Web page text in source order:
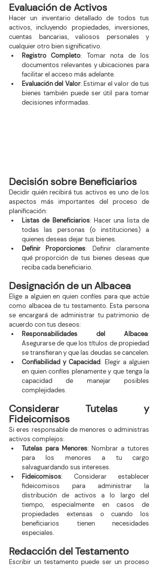
Evaluación de Activos
Hacer un inventario detallado de todos tus
activos, incluyendo propiedades, inversiones,
cuentas bancarias, valiosos personales y
cualquier otro bien significativo.
Registro Completo: Tomar nota de los
documentos relevantes y ubicaciones para
facilitar el acceso más adelante.
Evaluación del Valor: Estimar el valor de tus
bienes también puede ser útil para tomar
decisiones informadas.
Decisión sobre Beneficiarios
Decidir quién recibirá tus activos es uno de los
aspectos más importantes del proceso de
planificación:
Listas de Beneficiarios: Hacer una lista de
todas las personas (o instituciones) a
quienes deseas dejar tus bienes.
Definir Proporciones: Definir claramente
qué proporción de tus bienes deseas que
reciba cada beneficiario.
Designación de un Albacea
Elige a alguien en quien confíes para que actúe
como albacea de tu testamento. Esta persona
se encargará de administrar tu patrimonio de
acuerdo con tus deseos:
Responsabilidades del Albacea:
Asegurarse de que los títulos de propiedad
se transfieran y que las deudas se cancelen.
Confiabilidad y Capacidad: Elegir a alguien
en quien confíes plenamente y que tenga la
capacidad de manejar posibles
complejidades.
Considerar Tutelas y
Fideicomisos
Si eres responsable de menores o administras
activos complejos:
Tutelas para Menores: Nombrar a tutores
para los menores a tu cargo
salvaguardando sus intereses.
Fideicomisos: Considerar establecer
fideicomisos para administrar la
distribución de activos a lo largo del
tiempo, especialmente en casos de
propiedades extensas o cuando los
beneficiarios tienen necesidades
especiales.
Redacción del Testamento
Escribir un testamento puede ser un proceso